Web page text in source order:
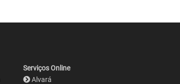
Serviços Online
Alvará